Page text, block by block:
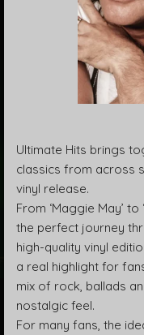
Ultimate Hits brings
classics from across
vinyl release.
From ‘Maggie May’
the perfect journey
high-quality vinyl
a real highlight for
mix of rock, ballads
nostalgic feel.
For many fans, the